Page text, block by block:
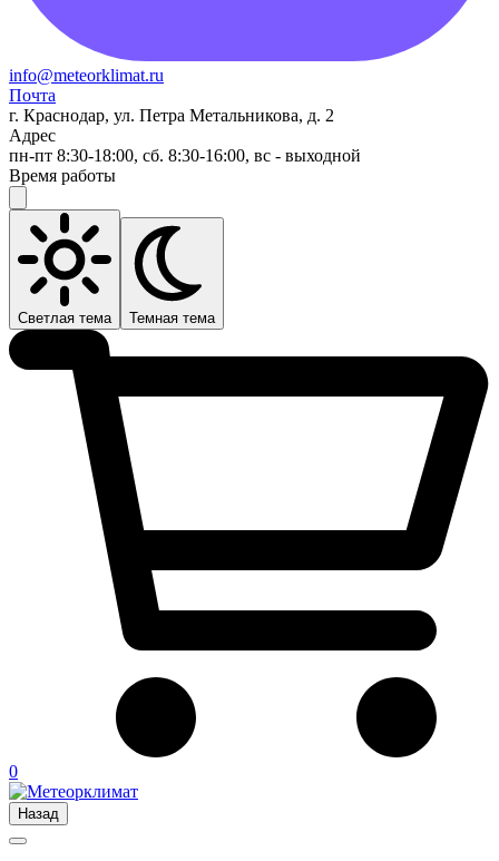
info@meteorklimat.ru
Почта
г. Краснодар, ул. Петра Метальникова, д. 2
Адрес
пн-пт 8:30-18:00, сб. 8:30-16:00, вс - выходной
Время работы
Светлая тема Темная тема
0
Назад